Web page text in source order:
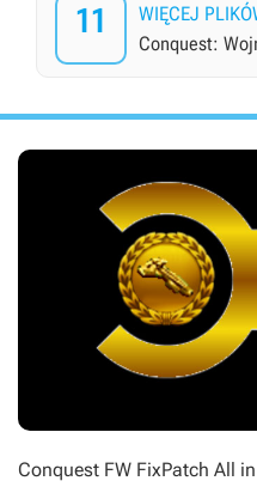
11
WIĘCEJ
Conquest:
Conquest FW FixPatch All